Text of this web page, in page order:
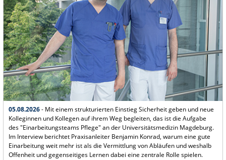
05.08.2026- Mit einem strukturierten Einstieg Sicherheit geben und neue
Kolleginnen und Kollegen auf ihrem Weg begleiten, das ist die Aufgabe
des "Einarbeitungsteams Pflege" an der Universitätsmedizin Magdeburg.
Im Interviewberichtet Praxisanleiter Benjamin Konrad, warum eine gute
Einarbeitung weit mehr ist als die Vermittlung von Abläufen und weshalb
Offenheit und gegenseitiges Lernen dabei eine zentrale Rolle spielen.